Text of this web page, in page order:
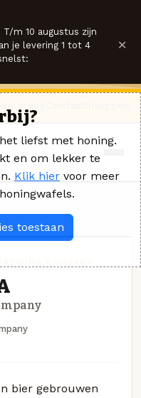
T/m 10 augustus zijn
je levering 1 tot 4
×
bier gebrouwen
liefst met honing.
en om lekker te
Klik hier voor meer
toestaan